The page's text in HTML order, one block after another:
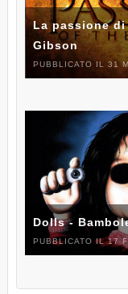
La passione
Gibson
PUBBLICATO IL 31
Dolls -
PUBBLICATO IL 17